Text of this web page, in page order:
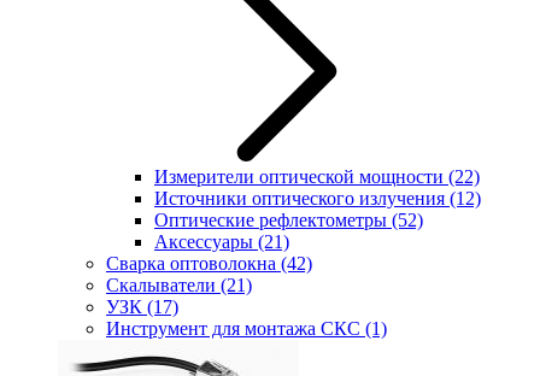
Измерители оптической мощности (22)
Источники оптического излучения (12)
Оптические рефлектометры (52)
Аксессуары (21)
Сварка оптоволокна (42)
Скалыватели (21)
УЗК (17)
Инструмент для монтажа СКС (1)